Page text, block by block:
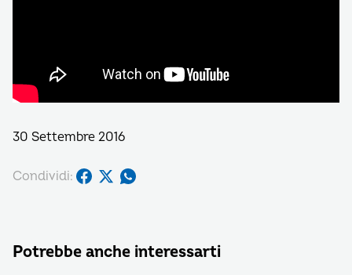
30 Settembre 2016
Condividi:
Potrebbe anche interessarti